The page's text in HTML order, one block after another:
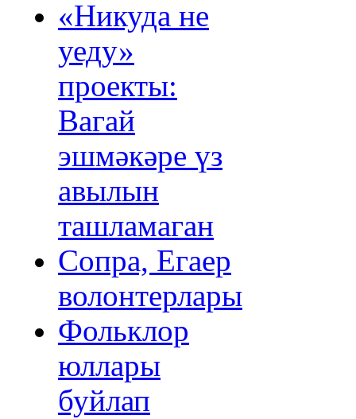
«Никуда не
уеду»
проекты:
Вагай
эшмәкәре үз
авылын
ташламаган
Сопра, Егаер
волонтерлары
Фольклор
юллары
буйлап